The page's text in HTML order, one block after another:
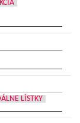
LÍSTKY